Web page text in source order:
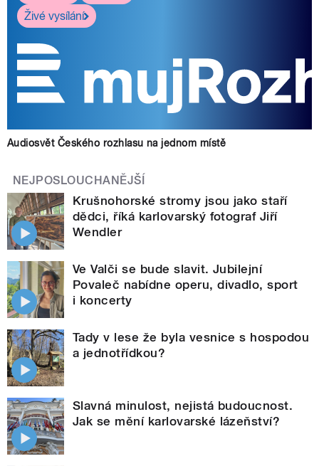
Živé vysílání
Audiosvět Českého rozhlasu na jednom místě
NEJPOSLOUCHANĚJŠÍ
Krušnohorské stromy jsou jako staří
dědci, říká karlovarský fotograf Jiří
Wendler
Ve Valči se bude slavit. Jubilejní
Povaleč nabídne operu, divadlo, sport
i koncerty
Tady v lese že byla vesnice s hospodou
a jednotřídkou?
Slavná minulost, nejistá budoucnost.
Jak se mění karlovarské lázeňství?